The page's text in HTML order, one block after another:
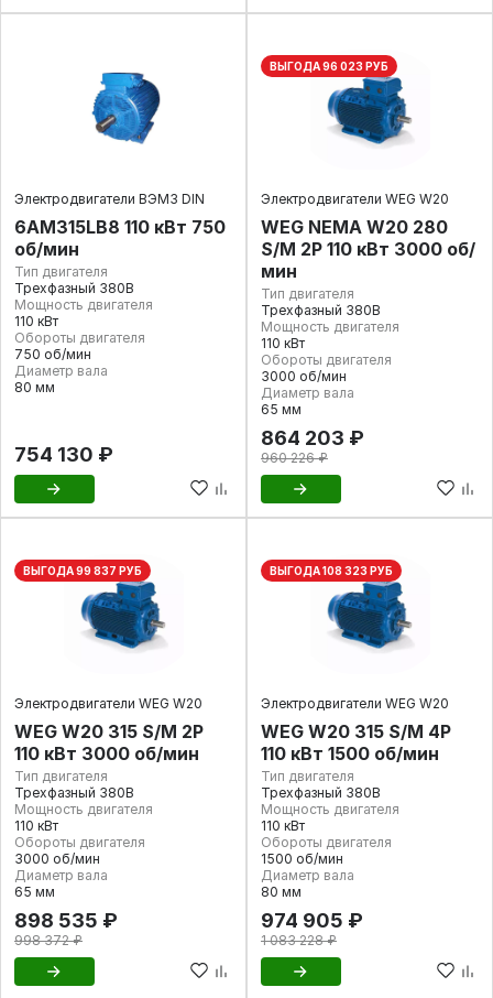
Электродвигатели ВЭМЗ DIN
6АМ315LB8 110 кВт 750
об/мин
Тип двигателя
Трехфазный 380В
Мощность двигателя
110 кВт
Обороты двигателя
750 об/мин
Диаметр вала
80 мм
754 130 ₽
ВЫГОДА 96 023 РУБ
Электродвигатели WEG W20
WEG NEMA W20 280
S/M 2P 110 кВт 3000 об/
мин
Тип двигателя
Трехфазный 380В
Мощность двигателя
110 кВт
Обороты двигателя
3000 об/мин
Диаметр вала
65 мм
864 203 ₽
960 226 ₽
ВЫГОДА 99 837 РУБ
Электродвигатели WEG W20
WEG W20 315 S/M 2P
110 кВт 3000 об/мин
Тип двигателя
Трехфазный 380В
Мощность двигателя
110 кВт
Обороты двигателя
3000 об/мин
Диаметр вала
65 мм
898 535 ₽
998 372 ₽
ВЫГОДА 108 323 РУБ
Электродвигатели WEG W20
WEG W20 315 S/M 4P
110 кВт 1500 об/мин
Тип двигателя
Трехфазный 380В
Мощность двигателя
110 кВт
Обороты двигателя
1500 об/мин
Диаметр вала
80 мм
974 905 ₽
1 083 228 ₽